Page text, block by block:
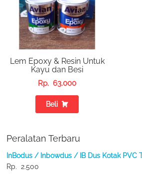
Lem Epoxy & Resin Untuk
Kayu dan Besi
Rp. 63.000
Beli
Peralatan Terbaru
InBodus / Inbowdus / IB Dus Kotak PVC
Rp. 2.500